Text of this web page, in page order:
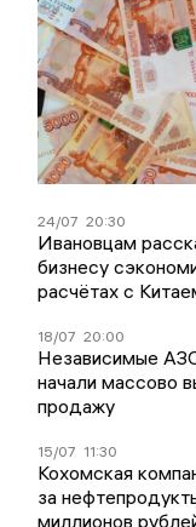
24/07 20:30
Ивановцам
бизнесу
расчётах с
18/07 20:00
Независимые
начали массово
продажу
15/07 11:30
Кохомская
за
миллионов